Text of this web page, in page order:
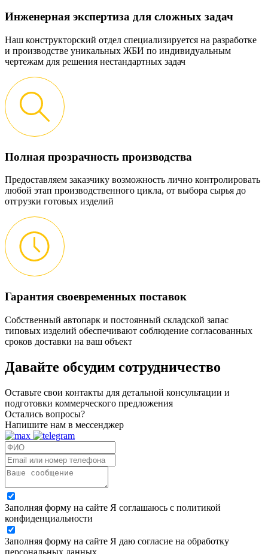
Инженерная экспертиза для сложных задач
Наш конструкторский отдел специализируется на разработке
и производстве уникальных ЖБИ по индивидуальным
чертежам для решения нестандартных задач
Полная прозрачность производства
Предоставляем заказчику возможность лично контролировать
любой этап производственного цикла, от выбора сырья до
отгрузки готовых изделий
Гарантия своевременных поставок
Собственный автопарк и постоянный складской запас
типовых изделий обеспечивают соблюдение согласованных
сроков доставки на ваш объект
Давайте обсудим сотрудничество
Оставьте свои контакты для детальной консультации и
подготовки коммерческого предложения
Остались вопросы?
Напишите нам в мессенджер
Заполняя форму на сайте Я соглашаюсь с политикой
конфиденциальности
Заполняя форму на сайте Я даю согласие на обработку
персональных данных.